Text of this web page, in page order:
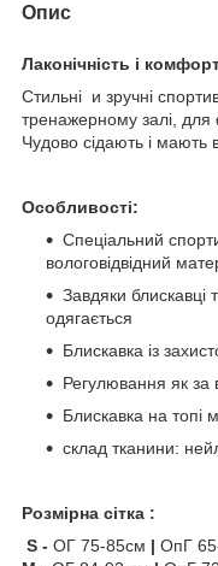
Опис
Лаконічність і
Стильні и зручні
тренажерному залі, для
Чудово сідають і мають
Особливості:
Спеціальний
вологовідвідний
Завдяки блискавці
одягається
Блискавка із
Регулювання як за
Блискавка на топі
склад тканини:
Розмірна сітка :
S - ОГ 75-85см | ОпГ